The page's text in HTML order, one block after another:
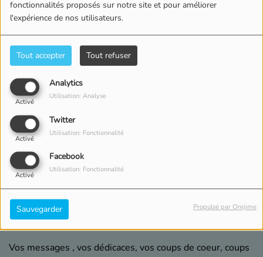
fonctionnalités proposés sur notre site et pour améliorer
l'expérience de nos utilisateurs.
Tout accepter Tout refuser
Analytics
Activé
Utilisation: Analyse
Twitter
Activé
Utilisation: Fonctionnalité
Facebook
Activé
Utilisation: Fonctionnalité
Sauvegarder Propulsé par Orejime
DU LUNDI AU VENDREDI, DE 12:00 À 14:00
Vos messages , vos dédicaces, vos coups de coeur, coups